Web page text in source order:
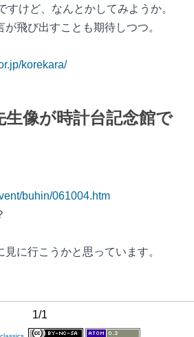
けど、なんとかしてみようか。
飛び出すことも期待しつつ。
korekara/
生像が時計台記念館で
buhin/061004.htm
に行こうかと思っています。
1/1